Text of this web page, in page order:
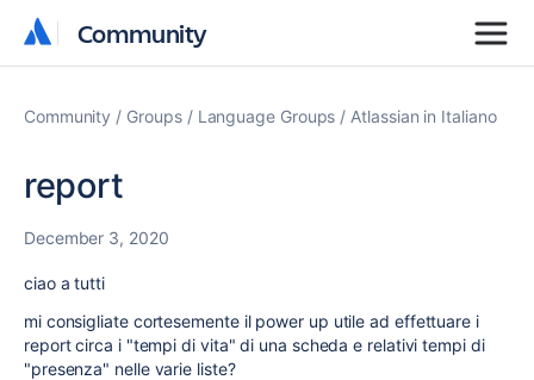
Community
Community
Community Groups Language Groups Atlassian in Italiano
report
December 3, 2020
ciao a tutti
mi consigliate cortesemente il power up utile ad effettuare i
report circa i "tempi di vita" di una scheda e relativi tempi di
"presenza" nelle varie liste?